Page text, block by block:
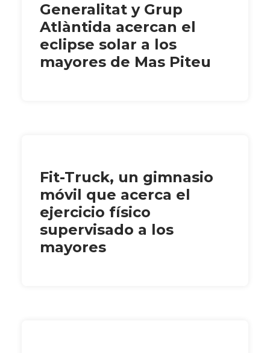
Generalitat y Grup
Atlàntida acercan el
eclipse solar a los
mayores de Mas Piteu
Fit-Truck, un gimnasio
móvil que acerca el
ejercicio físico
supervisado a los
mayores